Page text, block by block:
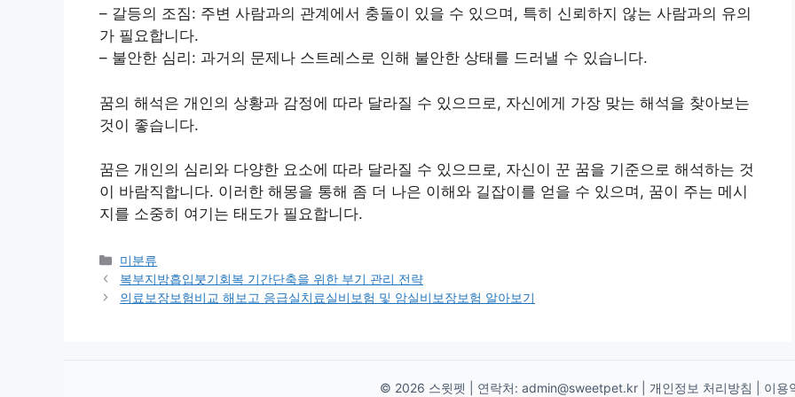
– 갈등의 조짐: 주변 사람과의 관계에서 충돌이 있을 수 있으며, 특히 신뢰하지 않는 사람과의 유의
가 필요합니다.
– 불안한 심리: 과거의 문제나 스트레스로 인해 불안한 상태를 드러낼 수 있습니다.
꿈의 해석은 개인의 상황과 감정에 따라 달라질 수 있으므로, 자신에게 가장 맞는 해석을 찾아보는
것이 좋습니다.
꿈은 개인의 심리와 다양한 요소에 따라 달라질 수 있으므로, 자신이 꾼 꿈을 기준으로 해석하는 것
이 바람직합니다. 이러한 해몽을 통해 좀 더 나은 이해와 길잡이를 얻을 수 있으며, 꿈이 주는 메시
지를 소중히 여기는 태도가 필요합니다.
Categories
미분류
복부지방흡입붓기회복 기간단축을 위한 부기 관리 전략
의료보장보험비교 해보고 응급실치료실비보험 및 암실비보장보험 알아보기
© 2026 스윗펫 | 연락처: admin@sweetpet.kr| 개인정보 처리방침 이용